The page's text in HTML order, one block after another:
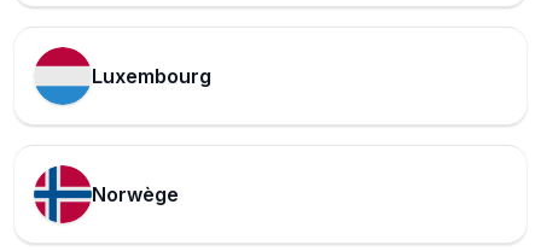
Luxembourg
Norwège